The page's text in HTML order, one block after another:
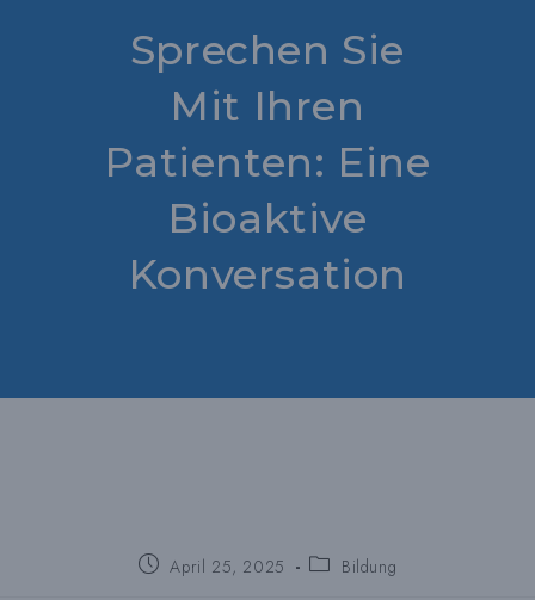
Sprechen Sie
Mit Ihren
Patienten: Eine
Bioaktive
Konversation
BeitragApril 25, 2025 Beitragskategorie:
Bildung